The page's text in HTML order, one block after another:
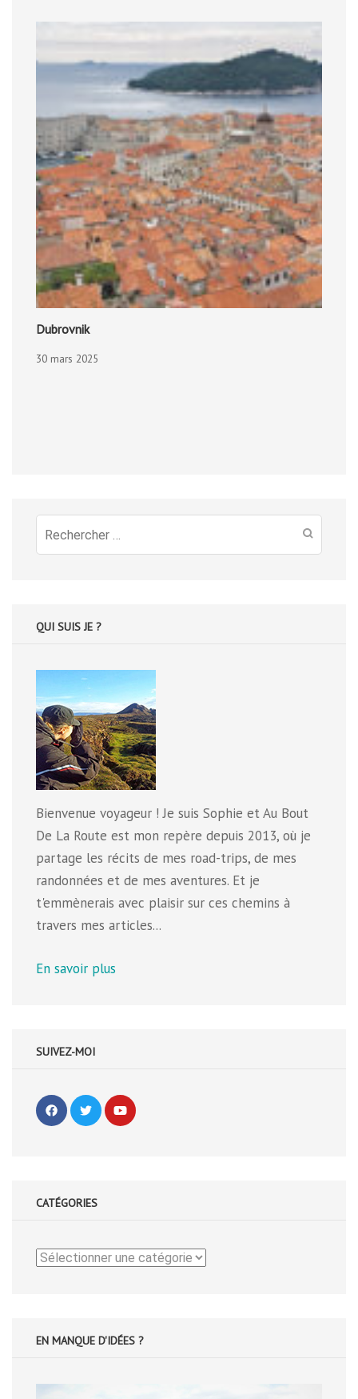
Dubrovnik
30 mars 2025
Recherche
pour
QUI SUIS JE ?
Bienvenue voyageur ! Je suis Sophie et Au Bout
De La Route est mon repère depuis 2013, où je
partage les récits de mes road-trips, de mes
randonnées et de mes aventures. Et je
t'emmènerais avec plaisir sur ces chemins à
travers mes articles...
En savoir plus
SUIVEZ-MOI
CATÉGORIES
Catégories
EN MANQUE D'IDÉES ?